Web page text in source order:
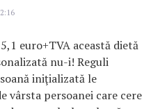
euro+TVA această dietă
nu-i! Reguli
iniţializată le
vârsta persoanei care cere